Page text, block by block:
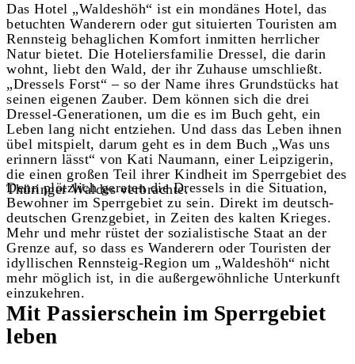
Das Hotel „Waldeshöh“ ist ein mondänes Hotel, das
betuchten Wanderern oder gut situierten Touristen am
Rennsteig behaglichen Komfort inmitten herrlicher
Natur bietet. Die Hoteliersfamilie Dressel, die darin
wohnt, liebt den Wald, der ihr Zuhause umschließt.
„Dressels Forst“ – so der Name ihres Grundstücks hat
seinen eigenen Zauber. Dem können sich die drei
Dressel-Generationen, um die es im Buch geht, ein
Leben lang nicht entziehen. Und dass das Leben ihnen
übel mitspielt, darum geht es in dem Buch „Was uns
erinnern lässt“ von Kati Naumann, einer Leipzigerin,
die einen großen Teil ihrer Kindheit im Sperrgebiet des
Thüringer Waldes verbrachte.
Denn plötzlich geraten die Dressels in die Situation,
Bewohner im Sperrgebiet zu sein. Direkt im deutsch-
deutschen Grenzgebiet, in Zeiten des kalten Krieges.
Mehr und mehr rüstet der sozialistische Staat an der
Grenze auf, so dass es Wanderern oder Touristen der
idyllischen Rennsteig-Region um „Waldeshöh“ nicht
mehr möglich ist, in die außergewöhnliche Unterkunft
einzukehren.
Mit Passierschein im Sperrgebiet
leben